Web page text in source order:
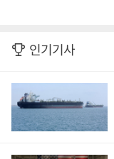
인기기사